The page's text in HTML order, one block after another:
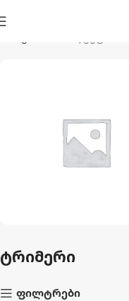
44 პროდუქტი
ტრიმერი
ფილტრები